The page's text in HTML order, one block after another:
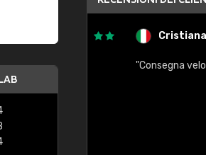
Cristiana Floris
"Consegna veloce, un